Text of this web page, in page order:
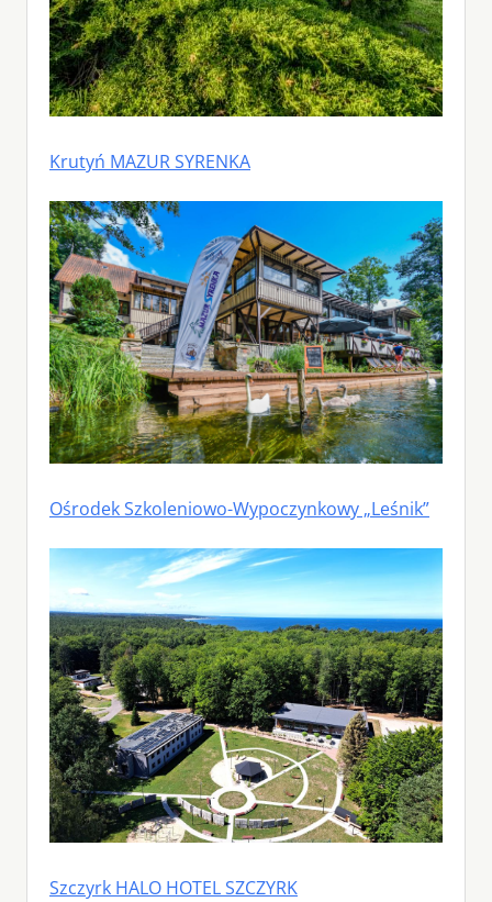
Krutyń MAZUR SYRENKA
Ośrodek Szkoleniowo-Wypoczynkowy „Leśnik”
Szczyrk HALO HOTEL SZCZYRK